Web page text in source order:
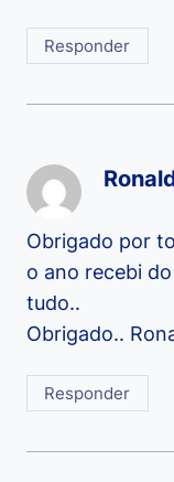
Responder
Obrigado por
o ano recebi
tudo..
Obrigado..
Responder